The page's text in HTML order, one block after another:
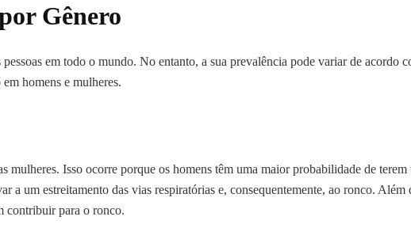
Gênero
em todo o mundo. No entanto, a sua prevalência pode variar de acordo
homens e mulheres.
mulheres. Isso ocorre porque os homens têm uma maior probabilidade de terem
a um estreitamento das vias respiratórias e, consequentemente, ao ronco. Além
contribuir para o ronco.